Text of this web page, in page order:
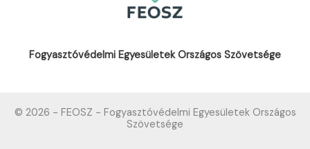
Fogyasztóvédelmi Egyesületek Országos Szövetsége
© 2026 - FEOSZ - Fogyasztóvédelmi Egyesületek Országos
Szövetsége